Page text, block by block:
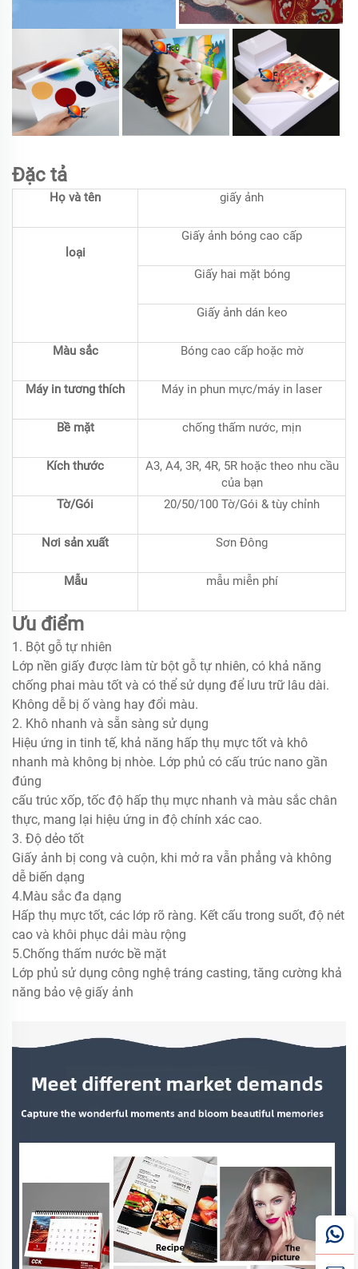
Đặc tả
Họ và tên giấy ảnh
loại
Giấy ảnh bóng cao cấp
Giấy hai mặt bóng
Giấy ảnh dán keo
Màu sắc Bóng cao cấp hoặc mờ
Máy in tương thích Máy in phun mực/máy in laser
Bề mặt chống thấm nước, mịn
Kích thước
A3, A4, 3R, 4R, 5R hoặc theo nhu cầu
của bạn
Tờ/Gói
20/50/100 Tờ/Gói & tùy chỉnh
Nơi sản xuất Sơn Đông
Mẫu mẫu miễn phí
Ưu điểm
1. Bột gỗ tự nhiên
Lớp nền giấy được làm từ bột gỗ tự nhiên, có khả năng
chống phai màu tốt và có thể sử dụng để lưu trữ lâu dài.
Không dễ bị ố vàng hay đổi màu.
2. Khô nhanh và sẵn sàng sử dụng
Hiệu ứng in tinh tế, khả năng hấp thụ mực tốt và khô
nhanh mà không bị nhòe. Lớp phủ có cấu trúc nano gần
đúng
cấu trúc xốp, tốc độ hấp thụ mực nhanh và màu sắc chân
thực, mang lại hiệu ứng in độ chính xác cao.
3. Độ dẻo tốt
Giấy ảnh bị cong và cuộn, khi mở ra vẫn phẳng và không
dễ biến dạng
4.Màu sắc đa dạng
Hấp thụ mực tốt, các lớp rõ ràng. Kết cấu trong suốt, độ nét
cao và khôi phục dải màu rộng
5.Chống thấm nước bề mặt
Lớp phủ sử dụng công nghệ tráng casting, tăng cường khả
năng bảo vệ giấy ảnh